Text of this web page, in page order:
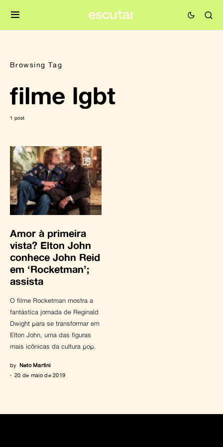
Browsing Tag
filme lgbt
1 post
Amor à primeira
vista? Elton John
conhece John Reid
em ‘Rocketman’;
assista
O filme Rocketman mostra a
fantástica jornada de Reginald
Dwight para se transformar em
Elton John, uma das figuras
mais icônicas da cultura pop.
by Neto Martini
20 de maio de 2019